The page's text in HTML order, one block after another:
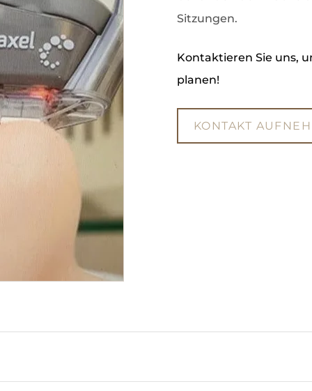
Sitzungen.
Kontaktieren Sie uns,
planen!
KONTAKT